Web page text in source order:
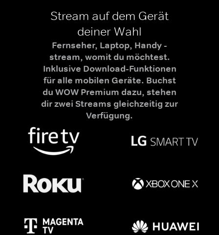
Stream auf dem Gerät
deiner Wahl
Fernseher, Laptop, Handy -
stream, womit du möchtest.
Inklusive Download-Funktionen
für alle mobilen Geräte. Buchst
du WOW Premium dazu, stehen
dir zwei Streams gleichzeitig zur
Verfügung.